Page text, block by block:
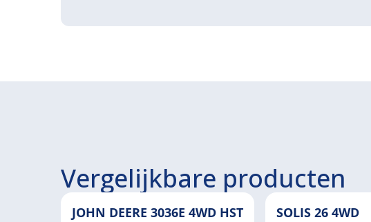
Vergelijkbare producten
JOHN DEERE 3036E 4WD HST SOLIS 26 4WD